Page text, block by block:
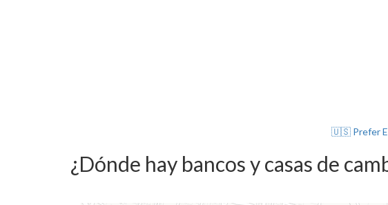
🇺🇸 Prefer
¿Dónde hay bancos y casas de